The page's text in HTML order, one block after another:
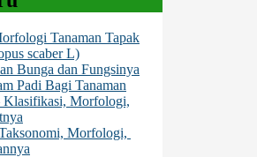
Tanaman Tapak
scaber L)
Bunga dan Fungsinya
Padi Bagi Tanaman
Klasifikasi, Morfologi,
Morfologi,